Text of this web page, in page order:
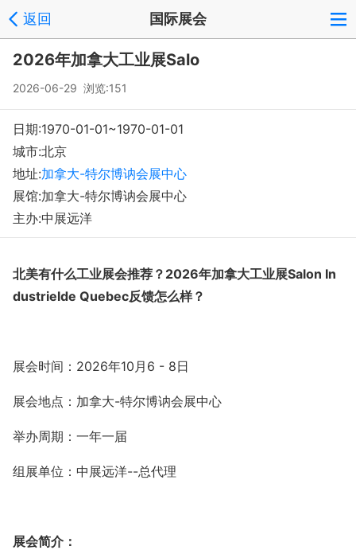
返回 国际展会
2026年加拿大工业展Salo
2026-06-29 浏览:151
日期:1970-01-01~1970-01-01
城市:北京
地址:加拿大-特尔博讷会展中心
展馆:加拿大-特尔博讷会展中心
主办:中展远洋
北美有什么工业展会推荐？ 2026年加拿大工业展Salon In
dustrielde Quebec反馈怎么样？
展会时间： 2026年10月6 - 8日
展会地点： 加拿大-特尔博讷会展中心
举办周期：一年一届
组展单位：中展远洋--总代理
展会简介：